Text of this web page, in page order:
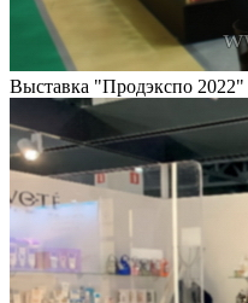
Выставка "Продэкспо 2022"